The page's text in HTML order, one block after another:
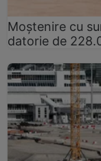
Moștenire cu
datorie de